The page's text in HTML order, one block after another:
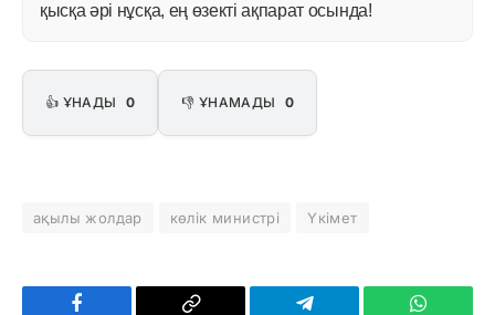
қысқа әрі нұсқа, ең өзекті ақпарат осында!
👍 ҰНАДЫ 0 👎 ҰНАМАДЫ 0
ақылы жолдар көлік министрі Үкімет